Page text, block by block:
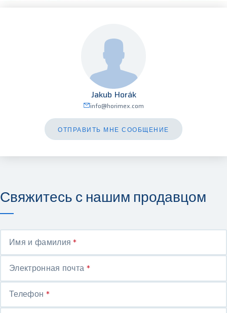
Jakub Horák
info@horimex.com
ОТПРАВИТЬ МНЕ СООБЩЕНИЕ
Свяжитесь с нашим продавцом
Имя и фамилия*
Электронная почта *
Телефон *